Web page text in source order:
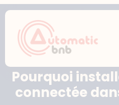
Pourquoi
connectée